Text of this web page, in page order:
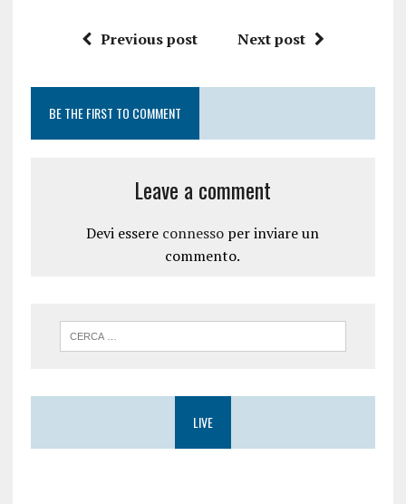
Previous post Next post
BE THE FIRST TO COMMENT
Leave a comment
Devi essere connesso per inviare un
commento.
LIVE